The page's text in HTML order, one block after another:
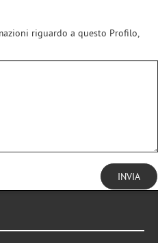
riguardo a questo Profilo,
INVIA